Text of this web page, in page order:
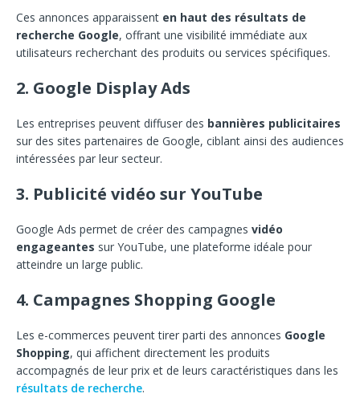
Ces annonces apparaissent en haut des résultats de
recherche Google, offrant une visibilité immédiate aux
utilisateurs recherchant des produits ou services spécifiques.
2. Google Display Ads
Les entreprises peuvent diffuser des bannières publicitaires
sur des sites partenaires de Google, ciblant ainsi des audiences
intéressées par leur secteur.
3. Publicité vidéo sur YouTube
Google Ads permet de créer des campagnes vidéo
engageantes sur YouTube, une plateforme idéale pour
atteindre un large public.
4. Campagnes Shopping Google
Les e-commerces peuvent tirer parti des annonces Google
Shopping, qui affichent directement les produits
accompagnés de leur prix et de leurs caractéristiques dans les
résultats de recherche.